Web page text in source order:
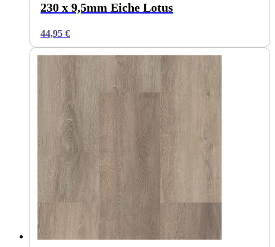
230 x 9,5mm Eiche Lotus
44,95 €